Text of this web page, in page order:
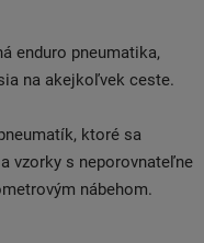
enduro pneumatika,
na akejkoľvek ceste.
ktoré sa
vzorky s neporovnateľne
nábehom.